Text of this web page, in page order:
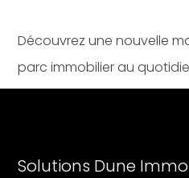
Découvrez une nouvelle
parc immobilier au
Solutions Dune Immo